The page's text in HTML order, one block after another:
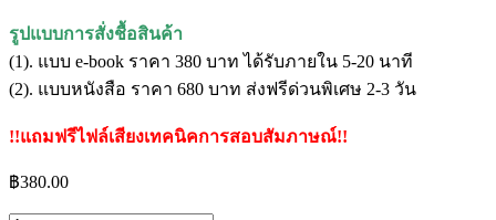
รูปแบบการสั่งชื้อสินค้า
(1). แบบ e-book ราคา 380 บาท ได้รับภายใน 5-20 นาที
(2). แบบหนังสือ ราคา 680 บาท ส่งฟรีด่วนพิเศษ 2-3 วัน
!!แถมฟรีไฟล์เสียงเทคนิคการสอบสัมภาษณ์!!
฿380.00